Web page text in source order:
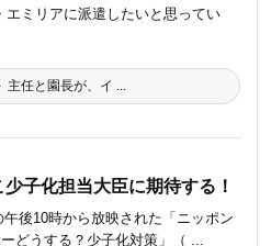
エミリアに派遣したいと思ってい
主任と園長が、イ ...
子化担当大臣に期待する！
午後10時から放映された「ニッポン
どうする？少子化対策」（ ...